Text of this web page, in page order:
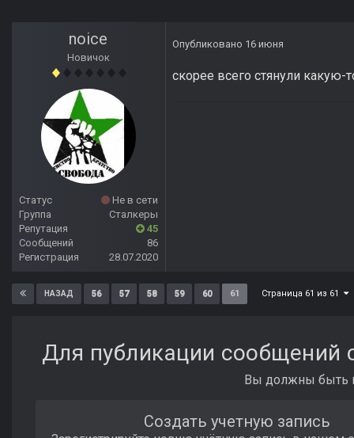
noice
Новичок
Статус
Не в сети
Группа
Сталкеры
Репутация
45
Сообщений
86
Регистрация
28.07.2020
Опубликовано 16 июня
скорее всего стянули какую-
НАЗАД 56 57 58 59 60 61 Страница 61 из 61
Для публикации сообщений
Вы должны быть
Создать учетную запись